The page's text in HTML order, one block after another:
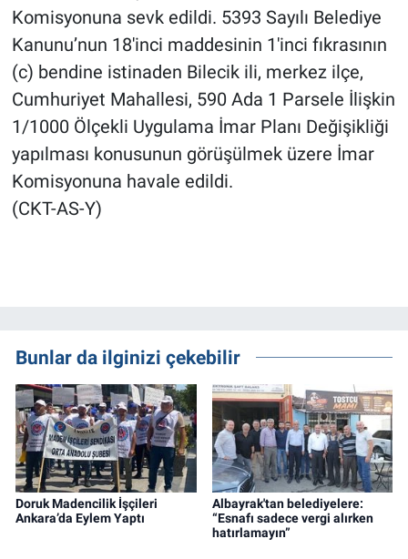
Komisyonuna sevk edildi. 5393 Sayılı Belediye
Kanunu’nun 18'inci maddesinin 1'inci fıkrasının
(c) bendine istinaden Bilecik ili, merkez ilçe,
Cumhuriyet Mahallesi, 590 Ada 1 Parsele İlişkin
1/1000 Ölçekli Uygulama İmar Planı Değişikliği
yapılması konusunun görüşülmek üzere İmar
Komisyonuna havale edildi.
(CKT-AS-Y)
Bunlar da ilginizi çekebilir
Doruk Madencilik İşçileri
Ankara’da Eylem Yaptı
Albayrak'tan belediyelere:
“Esnafı sadece vergi alırken
hatırlamayın”